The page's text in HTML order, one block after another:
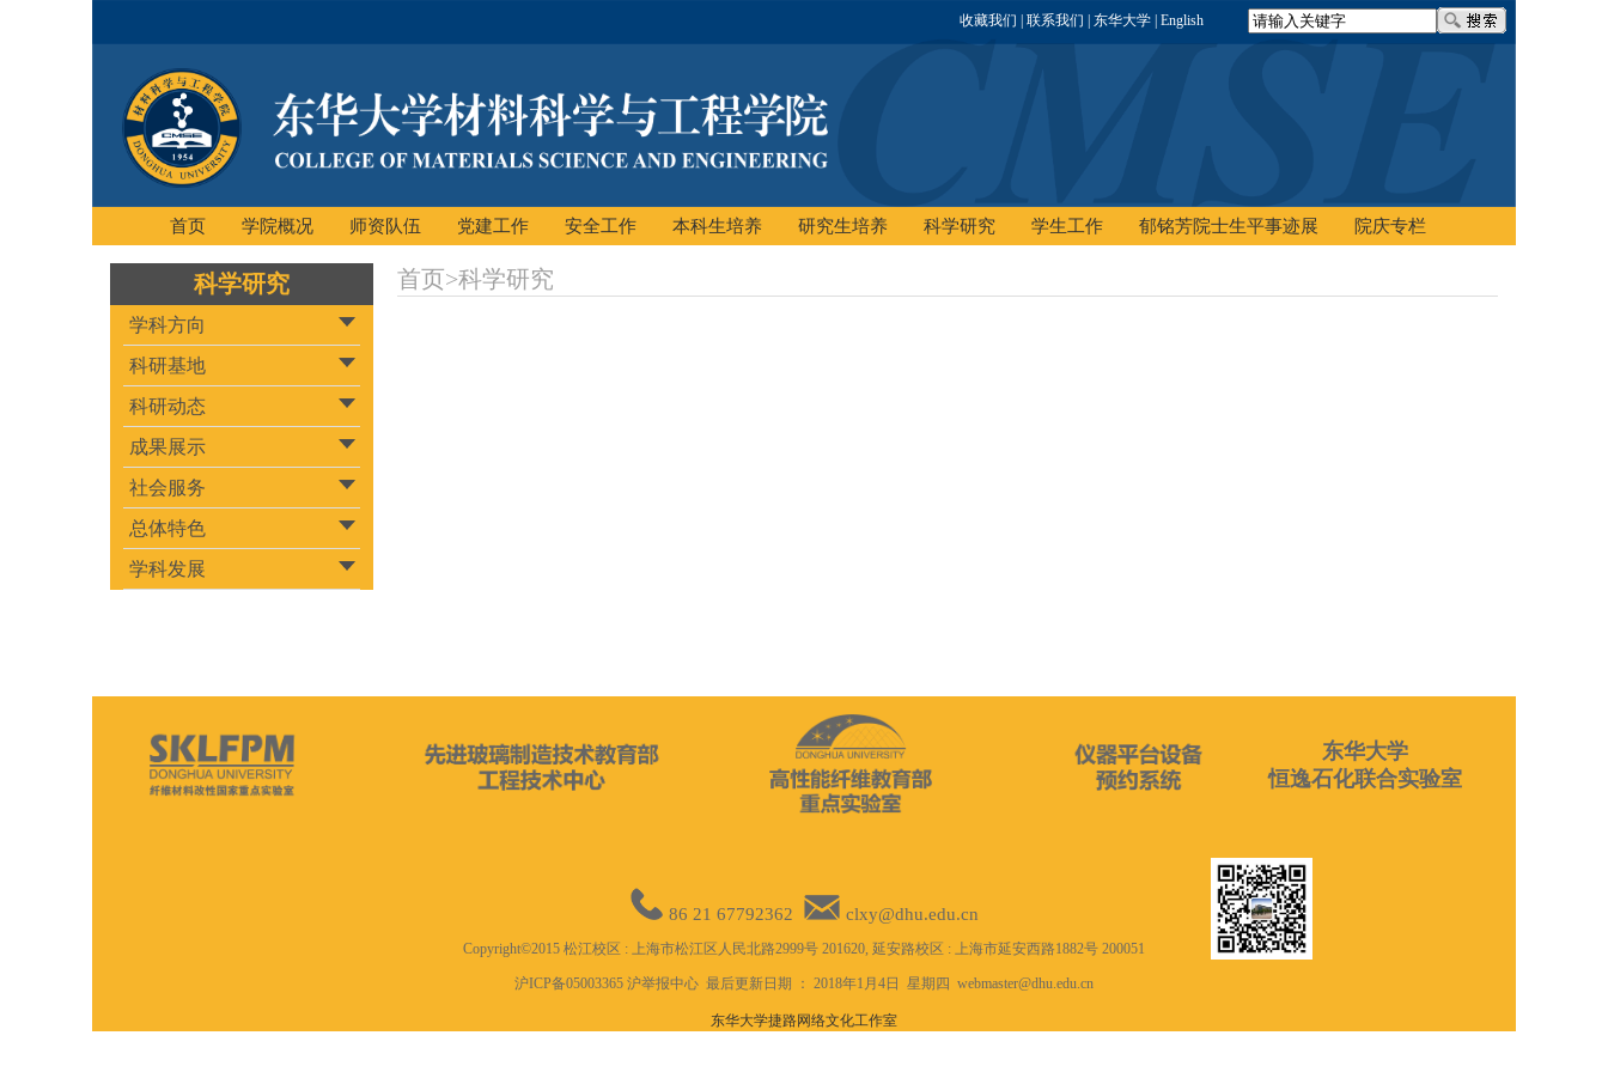
收藏我们 | 联系我们 | 东华大学 | English
首页 学院概况 师资队伍 党建工作 安全工作 本科生培养 研究生培养 科学研究 学生工作 郁铭芳院士生平事迹展 院庆专栏
科学研究
学科方向
科研基地
科研动态
成果展示
社会服务
总体特色
学科发展
首页>科学研究
东华大学
恒逸石化联合实验室
86 21 67792362 clxy@dhu.edu.cn
Copyright©2015 松江校区 : 上海市松江区人民北路2999号 201620, 延安路校区 : 上海市延安西路1882号 200051
沪ICP备05003365 沪举报中心 最后更新日期 ： 2018年1月4日 星期四 webmaster@dhu.edu.cn
东华大学捷路网络文化工作室